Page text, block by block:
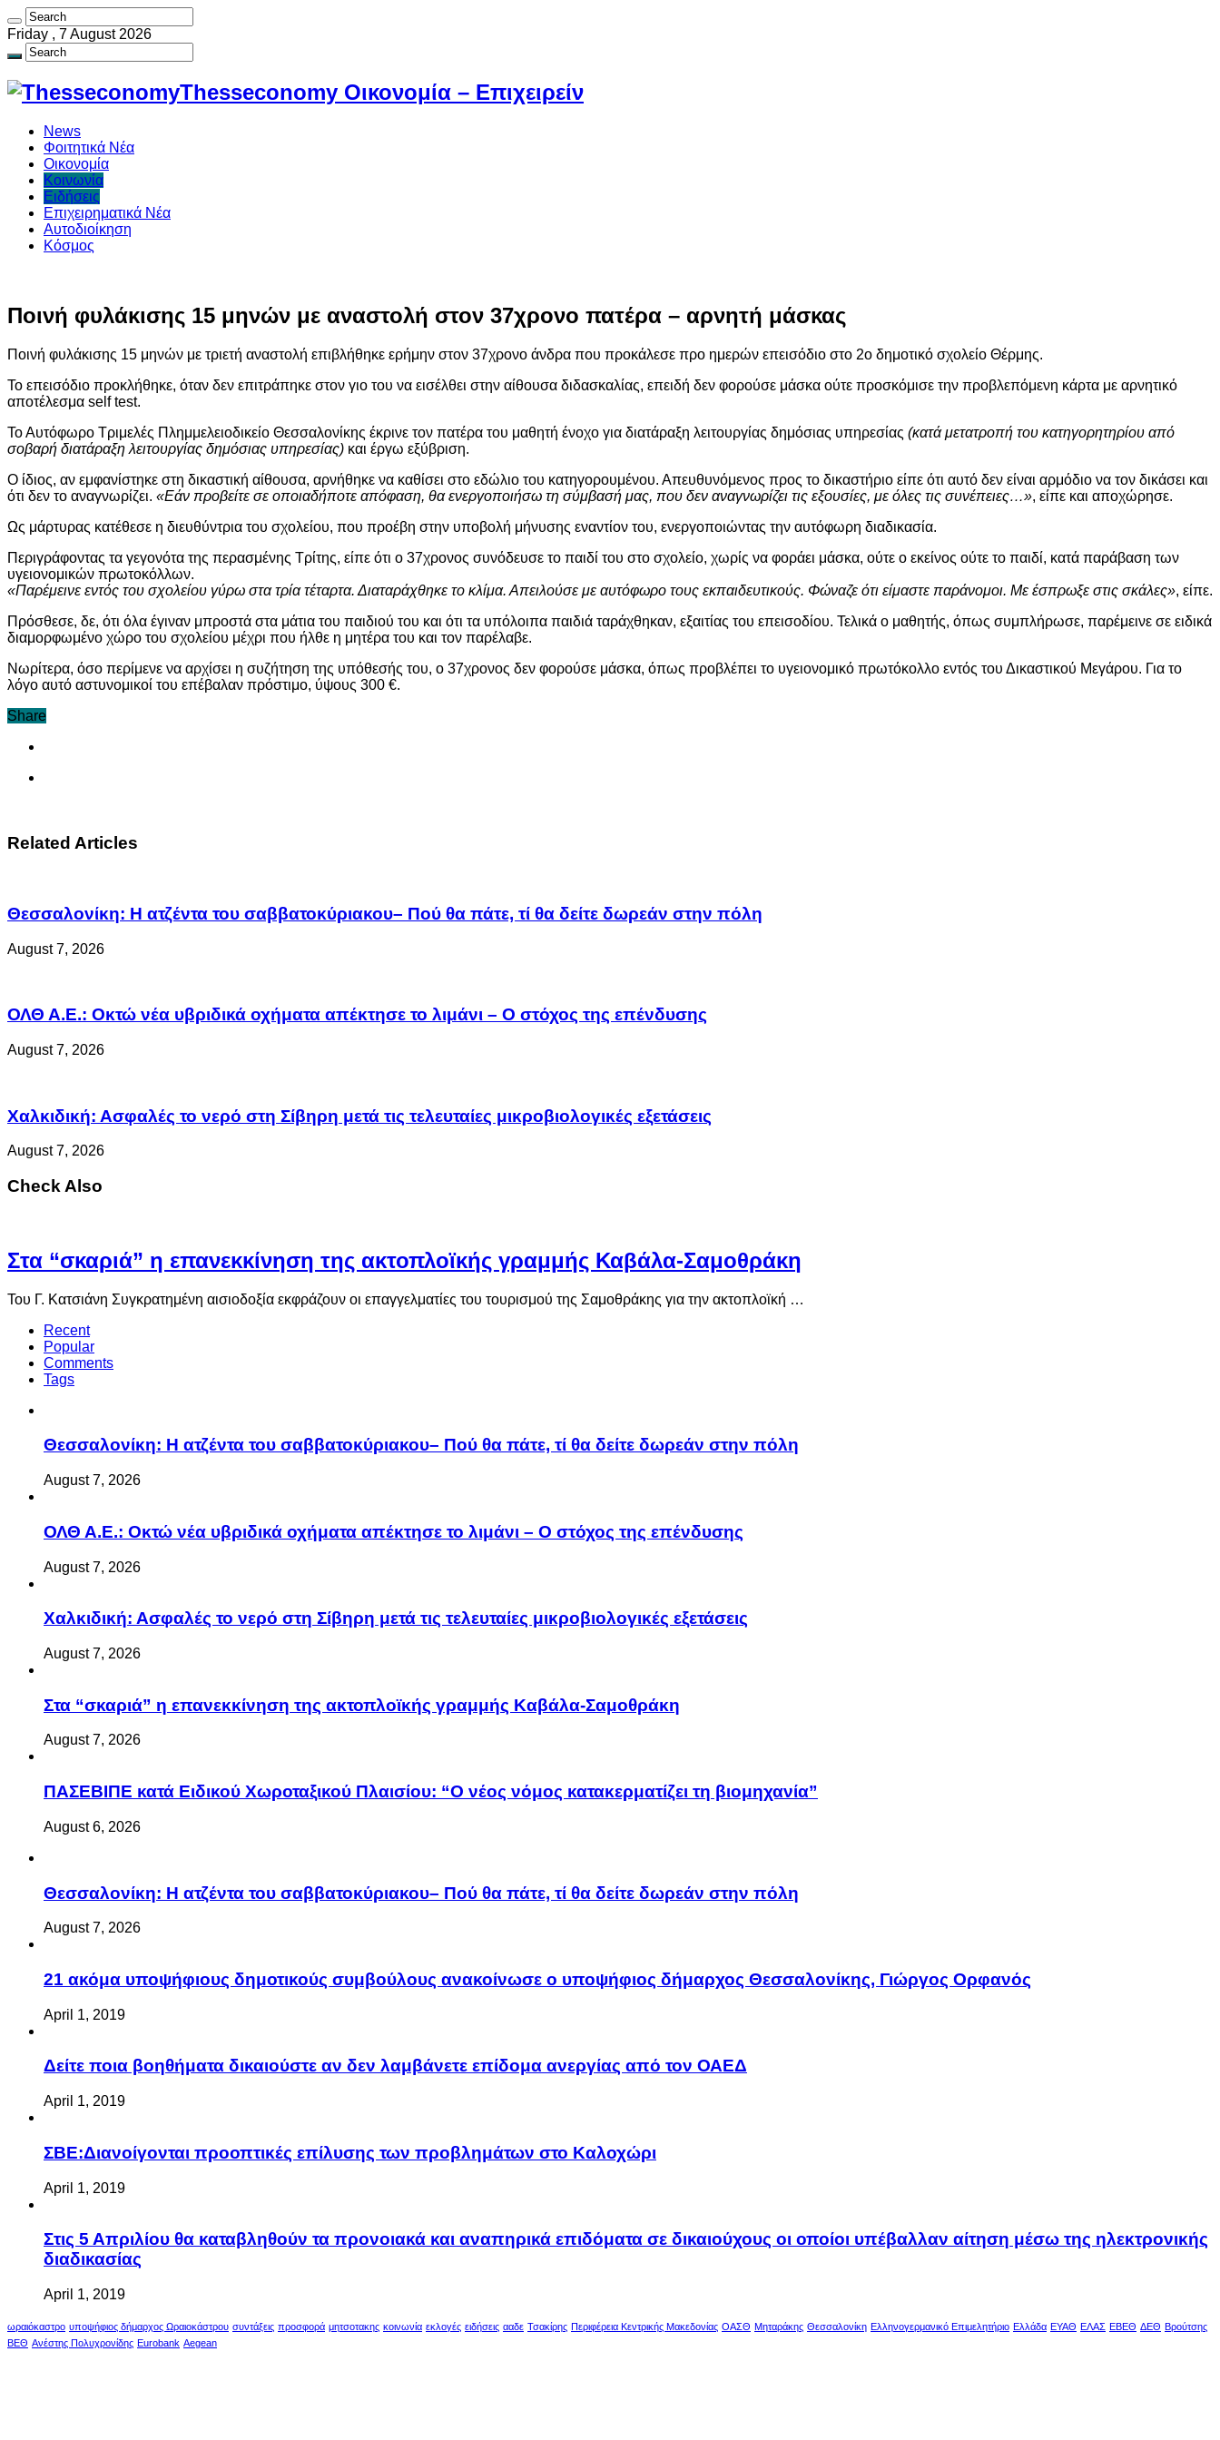
Friday , 7 August 2026
Thesseconomy Οικονομία – Επιχειρείν
News
Φοιτητικά Νέα
Οικονομία
Κοινωνία
Ειδήσεις
Επιχειρηματικά Νέα
Αυτοδιοίκηση
Κόσμος
Ποινή φυλάκισης 15 μηνών με αναστολή στον 37χρονο πατέρα – αρνητή μάσκας
Ποινή φυλάκισης 15 μηνών με τριετή αναστολή επιβλήθηκε ερήμην στον 37χρονο άνδρα που προκάλεσε προ ημερών επεισόδιο στο 2ο δημοτικό σχολείο Θέρμης.
Το επεισόδιο προκλήθηκε, όταν δεν επιτράπηκε στον γιο του να εισέλθει στην αίθουσα διδασκαλίας, επειδή δεν φορούσε μάσκα ούτε προσκόμισε την προβλεπόμενη κάρτα με αρνητικό
αποτέλεσμα self test.
Το Αυτόφωρο Τριμελές Πλημμελειοδικείο Θεσσαλονίκης έκρινε τον πατέρα του μαθητή ένοχο για διατάραξη λειτουργίας δημόσιας υπηρεσίας (κατά μετατροπή του κατηγορητηρίου από
σοβαρή διατάραξη λειτουργίας δημόσιας υπηρεσίας) και έργω εξύβριση.
Ο ίδιος, αν εμφανίστηκε στη δικαστική αίθουσα, αρνήθηκε να καθίσει στο εδώλιο του κατηγορουμένου. Απευθυνόμενος προς το δικαστήριο είπε ότι αυτό δεν είναι αρμόδιο να τον δικάσει και
ότι δεν το αναγνωρίζει. «Εάν προβείτε σε οποιαδήποτε απόφαση, θα ενεργοποιήσω τη σύμβασή μας, που δεν αναγνωρίζει τις εξουσίες, με όλες τις συνέπειες…», είπε και αποχώρησε.
Ως μάρτυρας κατέθεσε η διευθύντρια του σχολείου, που προέβη στην υποβολή μήνυσης εναντίον του, ενεργοποιώντας την αυτόφωρη διαδικασία.
Περιγράφοντας τα γεγονότα της περασμένης Τρίτης, είπε ότι ο 37χρονος συνόδευσε το παιδί του στο σχολείο, χωρίς να φοράει μάσκα, ούτε ο εκείνος ούτε το παιδί, κατά παράβαση των
υγειονομικών πρωτοκόλλων.
«Παρέμεινε εντός του σχολείου γύρω στα τρία τέταρτα. Διαταράχθηκε το κλίμα. Απειλούσε με αυτόφωρο τους εκπαιδευτικούς. Φώναζε ότι είμαστε παράνομοι. Με έσπρωξε στις σκάλες», είπε.
Πρόσθεσε, δε, ότι όλα έγιναν μπροστά στα μάτια του παιδιού του και ότι τα υπόλοιπα παιδιά ταράχθηκαν, εξαιτίας του επεισοδίου. Τελικά ο μαθητής, όπως συμπλήρωσε, παρέμεινε σε ειδικά
διαμορφωμένο χώρο του σχολείου μέχρι που ήλθε η μητέρα του και τον παρέλαβε.
Νωρίτερα, όσο περίμενε να αρχίσει η συζήτηση της υπόθεσής του, ο 37χρονος δεν φορούσε μάσκα, όπως προβλέπει το υγειονομικό πρωτόκολλο εντός του Δικαστικού Μεγάρου. Για το
λόγο αυτό αστυνομικοί του επέβαλαν πρόστιμο, ύψους 300 €.
Share
Related Articles
Θεσσαλονίκη: Η ατζέντα του σαββατοκύριακου– Πού θα πάτε, τί θα δείτε δωρεάν στην πόλη
August 7, 2026
ΟΛΘ Α.Ε.: Οκτώ νέα υβριδικά οχήματα απέκτησε το λιμάνι – Ο στόχος της επένδυσης
August 7, 2026
Χαλκιδική: Ασφαλές το νερό στη Σίβηρη μετά τις τελευταίες μικροβιολογικές εξετάσεις
August 7, 2026
Check Also
Στα “σκαριά” η επανεκκίνηση της ακτοπλοϊκής γραμμής Καβάλα-Σαμοθράκη
Του Γ. Κατσιάνη Συγκρατημένη αισιοδοξία εκφράζουν οι επαγγελματίες του τουρισμού της Σαμοθράκης για την ακτοπλοϊκή …
Recent
Popular
Comments
Tags
Θεσσαλονίκη: Η ατζέντα του σαββατοκύριακου– Πού θα πάτε, τί θα δείτε δωρεάν στην πόλη
August 7, 2026
ΟΛΘ Α.Ε.: Οκτώ νέα υβριδικά οχήματα απέκτησε το λιμάνι – Ο στόχος της επένδυσης
August 7, 2026
Χαλκιδική: Ασφαλές το νερό στη Σίβηρη μετά τις τελευταίες μικροβιολογικές εξετάσεις
August 7, 2026
Στα “σκαριά” η επανεκκίνηση της ακτοπλοϊκής γραμμής Καβάλα-Σαμοθράκη
August 7, 2026
ΠΑΣΕΒΙΠΕ κατά Ειδικού Χωροταξικού Πλαισίου: “Ο νέος νόμος κατακερματίζει τη βιομηχανία”
August 6, 2026
Θεσσαλονίκη: Η ατζέντα του σαββατοκύριακου– Πού θα πάτε, τί θα δείτε δωρεάν στην πόλη
August 7, 2026
21 ακόμα υποψήφιους δημοτικούς συμβούλους ανακοίνωσε ο υποψήφιος δήμαρχος Θεσσαλονίκης, Γιώργος Ορφανός
April 1, 2019
Δείτε ποια βοηθήματα δικαιούστε αν δεν λαμβάνετε επίδομα ανεργίας από τον ΟΑΕΔ
April 1, 2019
ΣΒΕ:Διανοίγονται προοπτικές επίλυσης των προβλημάτων στο Καλοχώρι
April 1, 2019
Στις 5 Απριλίου θα καταβληθούν τα προνοιακά και αναπηρικά επιδόματα σε δικαιούχους οι οποίοι υπέβαλλαν αίτηση μέσω της ηλεκτρονικής
διαδικασίας
April 1, 2019
ωραιόκαστρο υποψήφιος δήμαρχος Ωραιοκάστρου συντάξεις προσφορά μητσοτακης κοινωνία εκλογές ειδήσεις ααδε Τσακίρης Περιφέρεια Κεντρικής Μακεδονίας ΟΑΣΘ Μηταράκης Θεσσαλονίκη Ελληνογερμανικό Επιμελητήριο Ελλάδα ΕΥΑΘ ΕΛΑΣ ΕΒΕΘ ΔΕΘ Βρούτσης
ΒΕΘ Ανέστης Πολυχρονίδης Eurobank Aegean